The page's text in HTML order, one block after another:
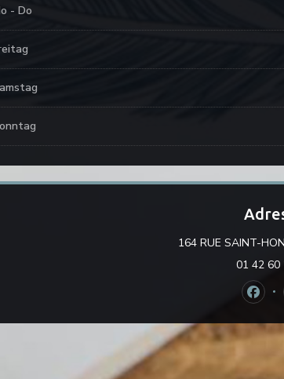
- Do
164 RUE SAINT-
01 42 60